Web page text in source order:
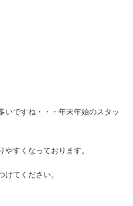
いですね・・・年末年始のスタッ
すくなっております。
てください。